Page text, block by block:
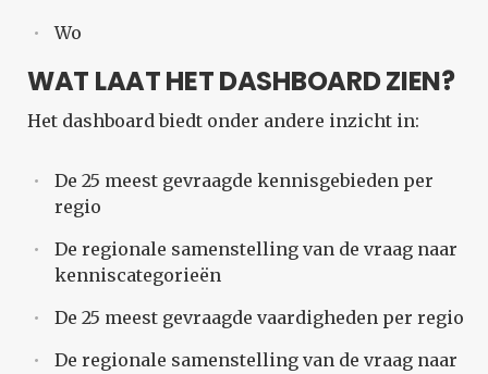
Wo
WAT LAAT HET DASHBOARD ZIEN?
Het dashboard biedt onder andere inzicht in:
De 25 meest gevraagde kennisgebieden per
regio
De regionale samenstelling van de vraag naar
kenniscategorieën
De 25 meest gevraagde vaardigheden per regio
De regionale samenstelling van de vraag naar